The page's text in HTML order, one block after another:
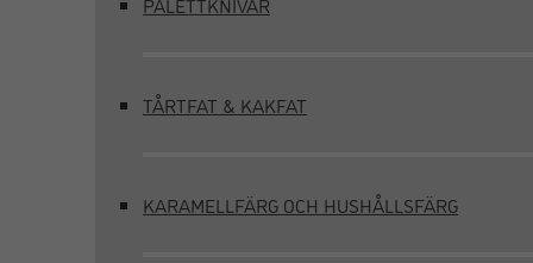
TÅRTFAT & KAKFAT
KARAMELLFÄRG OCH HUSHÅLLSFÄRG